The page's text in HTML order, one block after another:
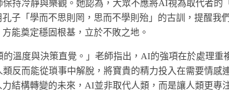
持冷靜與樂觀。她認為，大眾不應將AI視為取代者的
子「學而不思則罔，思而不學則殆」的古訓，提醒我
能奠定穩固根基，立於不敗之地。
的溫度與決策直覺。」老師指出，AI的強項在於處理重
反而能從瑣事中解脫，將寶貴的精力投入在需要情感
結構轉變的未來，AI並非取代人類，而是讓人類更專